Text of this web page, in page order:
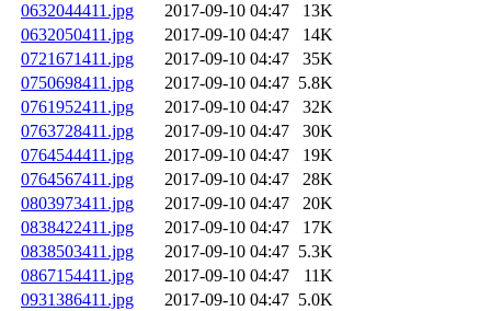
0632044411.jpg
2017-09-10 04:47
13K
0632050411.jpg
2017-09-10 04:47
14K
0721671411.jpg
2017-09-10 04:47
35K
0750698411.jpg
2017-09-10 04:47 5.8K
0761952411.jpg
2017-09-10 04:47
32K
0763728411.jpg
2017-09-10 04:47
30K
0764544411.jpg
2017-09-10 04:47
19K
0764567411.jpg
2017-09-10 04:47
28K
0803973411.jpg
2017-09-10 04:47
20K
0838422411.jpg
2017-09-10 04:47
17K
0838503411.jpg
2017-09-10 04:47 5.3K
0867154411.jpg
2017-09-10 04:47
11K
0931386411.jpg
2017-09-10 04:47 5.0K